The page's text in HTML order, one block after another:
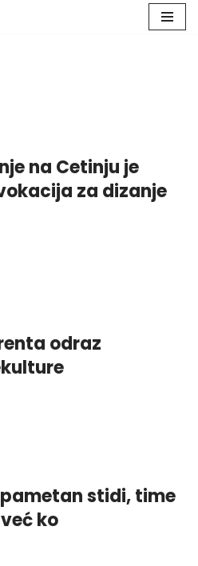
na Cetinju je
za dizanje
odraz
stidi, time
ko